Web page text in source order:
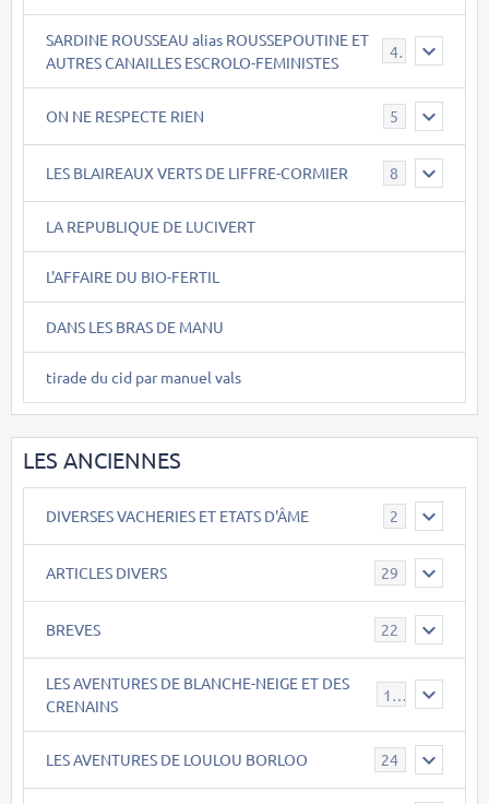
SARDINE ROUSSEAU alias ROUSSEPOUTINE ET
AUTRES CANAILLES ESCROLO-FEMINISTES
40
ON NE RESPECTE RIEN 5
LES BLAIREAUX VERTS DE LIFFRE-CORMIER 8
LA REPUBLIQUE DE LUCIVERT
L'AFFAIRE DU BIO-FERTIL
DANS LES BRAS DE MANU
tirade du cid par manuel vals
LES ANCIENNES
DIVERSES VACHERIES ET ETATS D'ÂME 2
ARTICLES DIVERS 29
BREVES 22
LES AVENTURES DE BLANCHE-NEIGE ET DES
CRENAINS
17
LES AVENTURES DE LOULOU BORLOO 24